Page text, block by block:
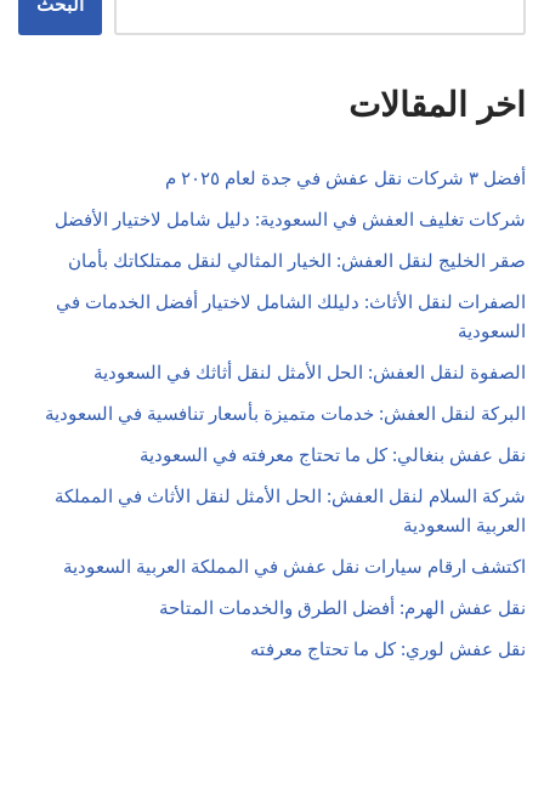
اخر المقالات
أفضل ٣ شركات نقل عفش في جدة لعام ٢٠٢٥ م
شركات تغليف العفش في السعودية: دليل شامل لاختيار الأفضل
صقر الخليج لنقل العفش: الخيار المثالي لنقل ممتلكاتك بأمان
الصفرات لنقل الأثاث: دليلك الشامل لاختيار أفضل الخدمات في
السعودية
الصفوة لنقل العفش: الحل الأمثل لنقل أثاثك في السعودية
البركة لنقل العفش: خدمات متميزة بأسعار تنافسية في السعودية
نقل عفش بنغالي: كل ما تحتاج معرفته في السعودية
شركة السلام لنقل العفش: الحل الأمثل لنقل الأثاث في المملكة
العربية السعودية
اكتشف ارقام سيارات نقل عفش في المملكة العربية السعودية
نقل عفش الهرم: أفضل الطرق والخدمات المتاحة
نقل عفش لوري: كل ما تحتاج معرفته